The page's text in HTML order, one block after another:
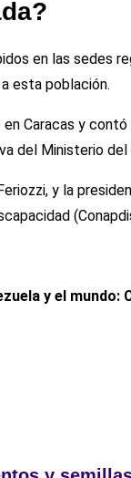
en las
esta población.
Caracas y
del Ministerio
y la
y el mundo: